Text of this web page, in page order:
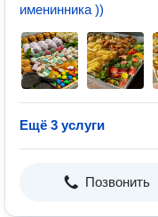
именинника ))
Ещё 3 услуги
Позвонить